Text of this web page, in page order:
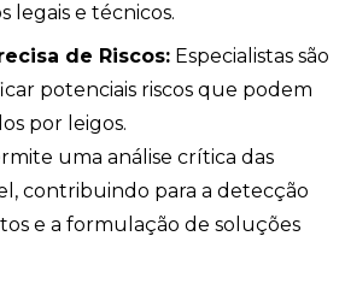
legais e técnicos.
de Riscos: Especialistas são
potenciais riscos que podem
por leigos.
uma análise crítica das
contribuindo para a detecção
e a formulação de soluções